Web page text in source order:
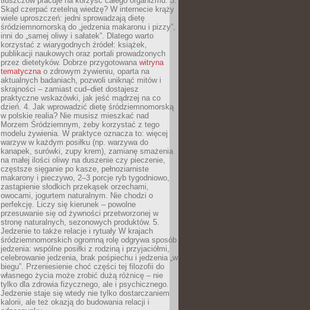
Skąd czerpać rzetelną wiedzę? W internecie krąży
wiele uproszczeń: jedni sprowadzają dietę
śródziemnomorską do „jedzenia makaronu i pizzy”,
inni do „samej oliwy i sałatek”. Dlatego warto
korzystać z wiarygodnych źródeł: książek,
publikacji naukowych oraz portali prowadzonych
przez dietetyków. Dobrze przygotowana witryna
tematycznao zdrowym żywieniu, oparta na
aktualnych badaniach, pozwoli uniknąć mitów i
skrajności – zamiast cud–diet dostajesz
praktyczne wskazówki, jak jeść mądrzej na co
dzień. 4. Jak wprowadzić dietę śródziemnomorską
w polskie realia? Nie musisz mieszkać nad
Morzem Śródziemnym, żeby korzystać z tego
modelu żywienia. W praktyce oznacza to: więcej
warzyw w każdym posiłku (np. warzywa do
kanapek, surówki, zupy krem), zamianę smażenia
na małej ilości oliwy na duszenie czy pieczenie,
częstsze sięganie po kasze, pełnoziarniste
makarony i pieczywo, 2–3 porcje ryb tygodniowo,
zastąpienie słodkich przekąsek orzechami,
owocami, jogurtem naturalnym. Nie chodzi o
perfekcję. Liczy się kierunek – powolne
przesuwanie się od żywności przetworzonej w
stronę naturalnych, sezonowych produktów. 5.
Jedzenie to także relacje i rytuały W krajach
śródziemnomorskich ogromną rolę odgrywa sposób
jedzenia: wspólne posiłki z rodziną i przyjaciółmi,
celebrowanie jedzenia, brak pośpiechu i jedzenia „w
biegu”. Przeniesienie choć części tej filozofii do
własnego życia może zrobić dużą różnicę – nie
tylko dla zdrowia fizycznego, ale i psychicznego.
Jedzenie staje się wtedy nie tylko dostarczaniem
kalorii, ale też okazją do budowania relacji i